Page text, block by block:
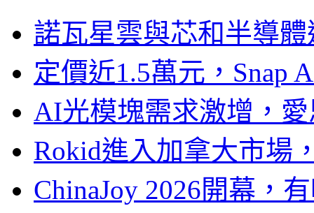
諾瓦星雲與芯和半導
定價近1.5萬元，Snap
AI光模塊需求激增，
Rokid進入加拿大市場
ChinaJoy 2026開幕，